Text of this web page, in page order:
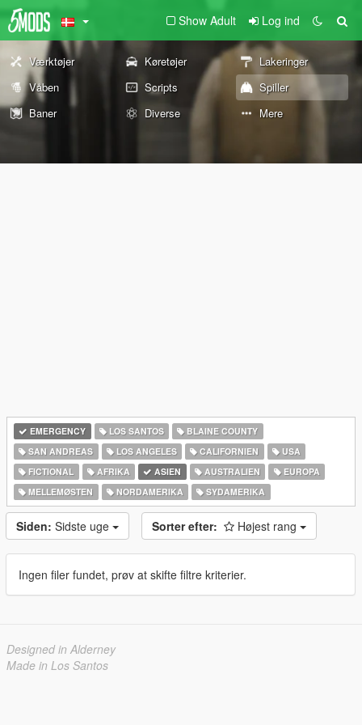
Show Adult Log ind
Værktøjer Køretøjer
Lakeringer
Våben
Scripts
Spiller
Baner
Diverse Mere
EMERGENCY LOS SANTOS
BLAINE COUNTY
SAN ANDREAS
LOS ANGELES CALIFORNIEN
USA
FICTIONAL
AFRIKA ASIEN AUSTRALIEN
EUROPA
MELLEMØSTEN
NORDAMERIKA SYDAMERIKA
Siden: Sidste uge Sorter efter: Højest rang
Ingen filer fundet, prøv at skifte filtre kriterier.
Designed in Alderney
Made in Los Santos